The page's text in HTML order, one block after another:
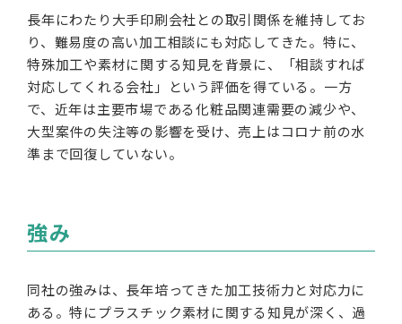
長年にわたり大手印刷会社との取引関係を維持してお
り、難易度の高い加工相談にも対応してきた。特に、
特殊加工や素材に関する知見を背景に、「相談すれば
対応してくれる会社」という評価を得ている。一方
で、近年は主要市場である化粧品関連需要の減少や、
大型案件の失注等の影響を受け、売上はコロナ前の水
準まで回復していない。
強み
同社の強みは、長年培ってきた加工技術力と対応力に
ある。特にプラスチック素材に関する知見が深く、過